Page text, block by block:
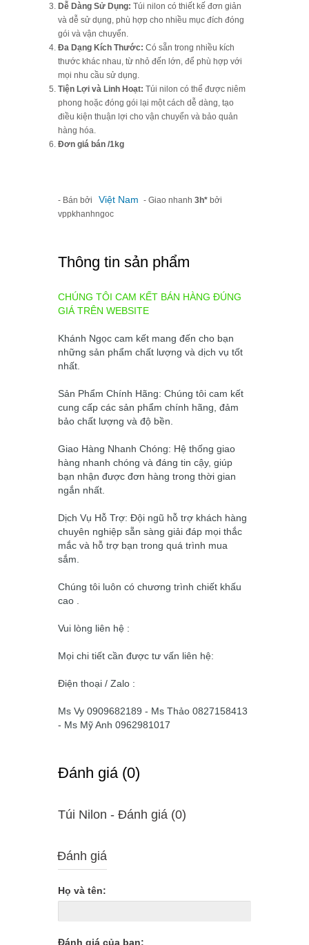
Dễ Dàng Sử Dụng: Túi nilon có thiết kế đơn giản
và dễ sử dụng, phù hợp cho nhiều mục đích đóng
gói và vận chuyển.
Đa Dạng Kích Thước: Có sẵn trong nhiều kích
thước khác nhau, từ nhỏ đến lớn, để phù hợp với
mọi nhu cầu sử dụng.
Tiện Lợi và Linh Hoạt: Túi nilon có thể được niêm
phong hoặc đóng gói lại một cách dễ dàng, tạo
điều kiện thuận lợi cho vận chuyển và bảo quản
hàng hóa.
Đơn giá bán /1kg
- Bán bởi Việt Nam - Giao nhanh 3h* bởi
vppkhanhngoc
Thông tin sản phẩm
CHÚNG TÔI CAM KẾT BÁN HÀNG ĐÚNG
GIÁ TRÊN WEBSITE
Khánh Ngọc cam kết mang đến cho bạn
những sản phẩm chất lượng và dịch vụ tốt
nhất.
Sản Phẩm Chính Hãng: Chúng tôi cam kết
cung cấp các sản phẩm chính hãng, đảm
bảo chất lượng và độ bền.
Giao Hàng Nhanh Chóng: Hệ thống giao
hàng nhanh chóng và đáng tin cậy, giúp
bạn nhận được đơn hàng trong thời gian
ngắn nhất.
Dịch Vụ Hỗ Trợ: Đội ngũ hỗ trợ khách hàng
chuyên nghiệp sẵn sàng giải đáp mọi thắc
mắc và hỗ trợ bạn trong quá trình mua
sắm.
Chúng tôi luôn có chương trình chiết khấu
cao .
Vui lòng liên hệ :
Mọi chi tiết cần được tư vấn liên hệ:
Điện thoại / Zalo :
Ms Vy 0909682189 - Ms Thảo 0827158413
- Ms Mỹ Anh 0962981017
Ðánh giá (0)
Túi Nilon - Ðánh giá (0)
Đánh giá
Họ và tên:
Đánh giá của bạn: